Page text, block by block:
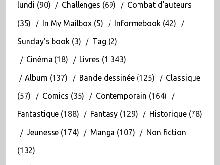
lundi (90) Challenges (69) Combat d'auteurs
(35) In My Mailbox(5) Informebook(42)
Sunday's book(3) Tag (2)
Cinéma (18) Livres (1 343)
Album (137) Bande dessinée(125) Classique
(57) Comics (35) Contemporain (164)
Fantastique(188) Fantasy(129) Historique(78)
Jeunesse(174) Manga (107) Non fiction
(132)